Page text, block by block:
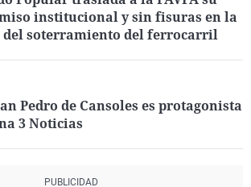
institucional y sin fisuras en la
del soterramiento del ferrocarril
Pedro de Cansoles es protagonista
3 Noticias